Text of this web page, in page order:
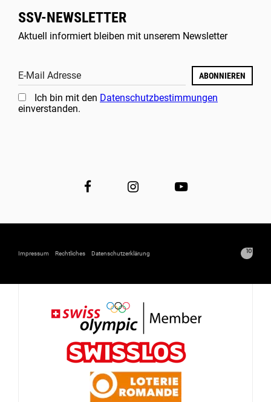
SSV-NEWSLETTER
Aktuell informiert bleiben mit unserem Newsletter
E-Mail Adresse ABONNIEREN
Ich bin mit den Datenschutzbestimmungen
einverstanden.
Impressum Rechtliches Datenschutzerklärung